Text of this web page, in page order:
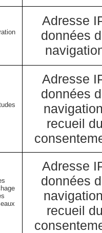
Adresse
données
Adresse
données
recueil
Adresse
données
recueil